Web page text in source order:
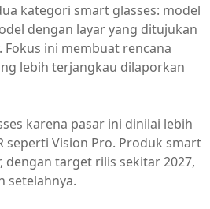
kategori smart glasses: model
dengan layar yang ditujukan
ini membuat rencana
lebih terjangkau dilaporkan
karena pasar ini dinilai lebih
seperti Vision Pro. Produk smart
target rilis sekitar 2027,
setelahnya.